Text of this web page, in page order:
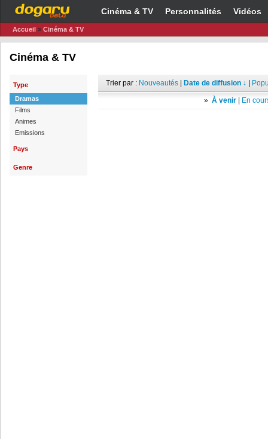
Cinéma & TV Personnalités Vidéos
Accueil » Cinéma & TV
Cinéma & TV
Type
Dramas
Films
Animes
Emissions
Pays
Genre
Trier par : Nouveautés Date de diffusion ↓
» À venir En